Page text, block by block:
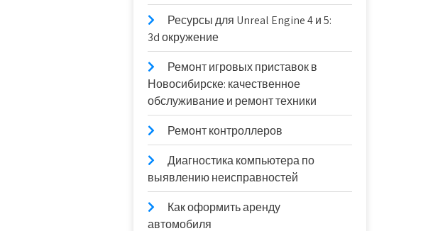
Ресурсы для Unreal Engine 4 и 5:
3d окружение
Ремонт игровых приставок в
Новосибирске: качественное
обслуживание и ремонт техники
Ремонт контроллеров
Диагностика компьютера по
выявлению неисправностей
Как оформить аренду
автомобиля